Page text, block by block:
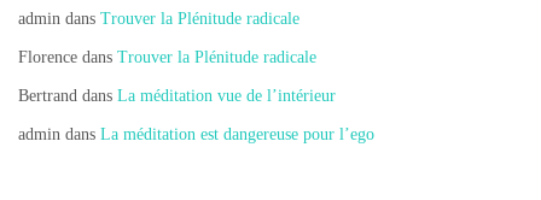
admin dans Trouver la Plénitude radicale
Florence dans Trouver la Plénitude radicale
Bertrand dans La méditation vue de l’intérieur
admin dans La méditation est dangereuse pour l’ego